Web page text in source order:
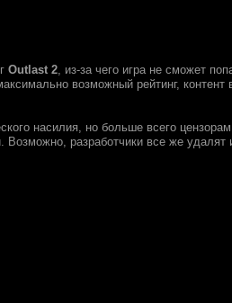
Outlast 2, из-за чего игра не сможет
возможный рейтинг, контент
насилия, но больше всего
Возможно, разработчики все же удалят